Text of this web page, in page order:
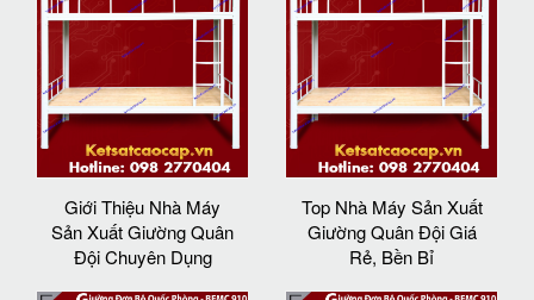
Giới Thiệu Nhà Máy
Sản Xuất Giường Quân
Đội Chuyên Dụng
Top Nhà Máy Sản Xuất
Giường Quân Đội Giá
Rẻ, Bền Bỉ